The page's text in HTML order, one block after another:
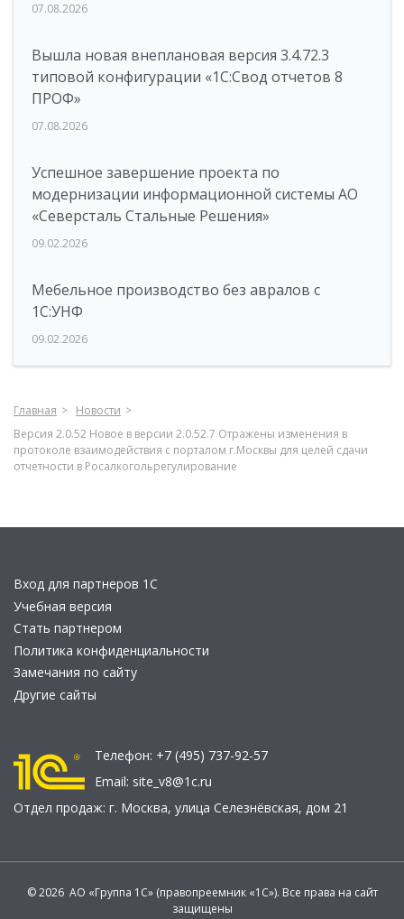
07.08.2026
Вышла новая внеплановая версия 3.4.72.3
типовой конфигурации «1C:Свод отчетов 8
ПРОФ»
07.08.2026
Успешное завершение проекта по
модернизации информационной системы АО
«Северсталь Стальные Решения»
09.02.2026
Мебельное производство без авралов с
1С:УНФ
09.02.2026
Главная
Новости
Версия 2.0.52 Новое в версии 2.0.52.7 Отражены изменения в
протоколе взаимодействия с порталом г.Москвы для целей сдачи
отчетности в Росалкогольрегулирование
Вход для партнеров 1С
Учебная версия
Стать партнером
Политика конфиденциальности
Замечания по сайту
Другие сайты
Телефон: +7 (495) 737-92-57
Email: site_v8@1c.ru
Отдел продаж: г. Москва, улица Селезнёвская, дом 21
© 2026 АО «Группа 1С» (правопреемник «1С»). Все права на сайт
защищены